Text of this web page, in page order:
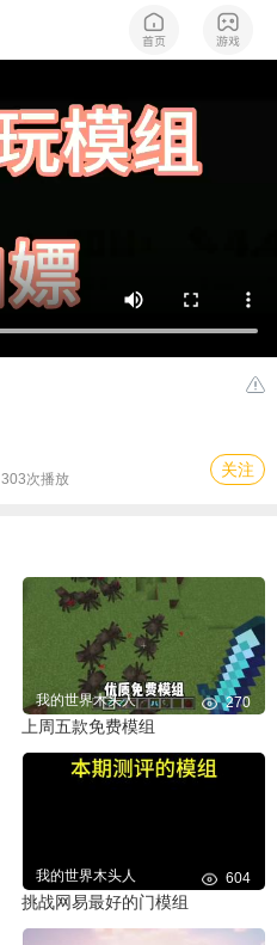
303次播放 关注
我的世界木头人 270
上周五款免费模组
我的世界木头人 604
挑战网易最好的门模组